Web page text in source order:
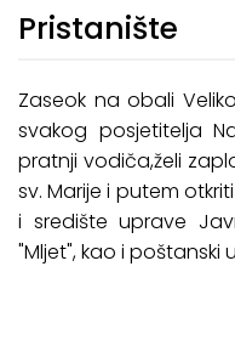
Pristanište
Zaseok na obali
svakog posjetitelja
pratnji vodiča,želi
sv. Marije i putem
i središte uprave
"Mljet", kao i poštanski